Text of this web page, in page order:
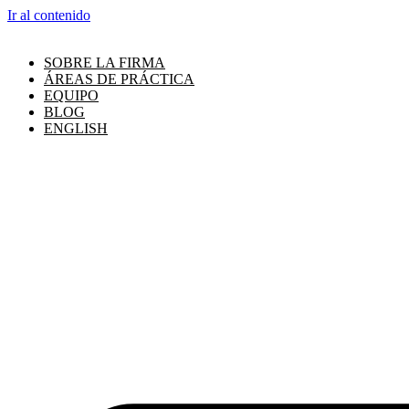
Ir al contenido
SOBRE LA FIRMA
ÁREAS DE PRÁCTICA
EQUIPO
BLOG
ENGLISH